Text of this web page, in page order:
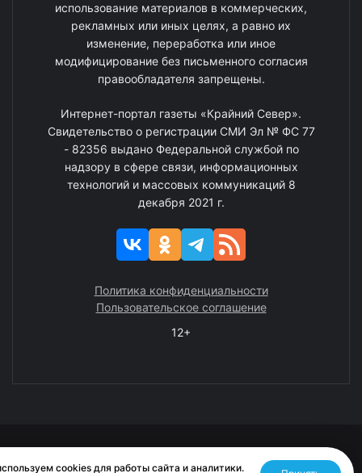
использование материалов в коммерческих,
рекламных или иных целях, а равно их
изменение, переработка или иное
модифицирование без письменного согласия
правообладателя запрещены.
Интернет-портал газеты «Крайний Север».
Свидетельство о регистрации СМИ Эл № ФС 77
- 82356 выдано Федеральной службой по
надзору в сфере связи, информационных
технологий и массовых коммуникаций 8
декабря 2021 г.
Политика конфиденциальности
Пользовательское соглашение
12+
cookies для работы сайта и аналитики.